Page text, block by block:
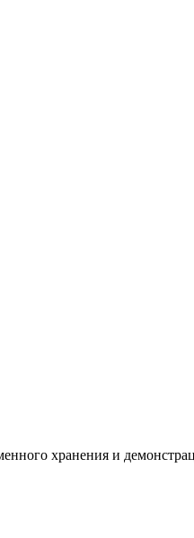
хранения и